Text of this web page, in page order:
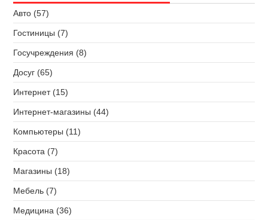
Авто (57)
Гостиницы (7)
Госучреждения (8)
Досуг (65)
Интернет (15)
Интернет-магазины (44)
Компьютеры (11)
Красота (7)
Магазины (18)
Мебель (7)
Медицина (36)